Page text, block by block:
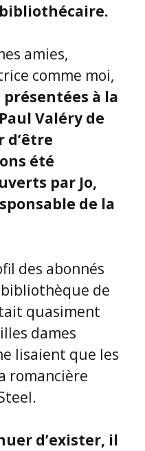
amies,
comme moi,
à la
Valéry de
d’être
été
par Jo,
de la
des abonnés
de
quasiment
dames
lisaient que les
romancière
d’exister, il